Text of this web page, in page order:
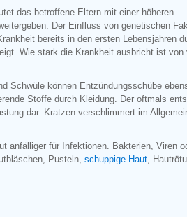
das betroffene Eltern mit einer höheren
Der Einfluss von genetischen
bereits in den ersten Lebensjahren
Wie stark die Krankheit ausbricht ist von
Schwüle können Entzündungsschübe
Stoffe durch Kleidung. Der oftmals
dar. Kratzen verschlimmert im
anfälliger für Infektionen. Bakterien, Viren
Pusteln, schuppige Haut,